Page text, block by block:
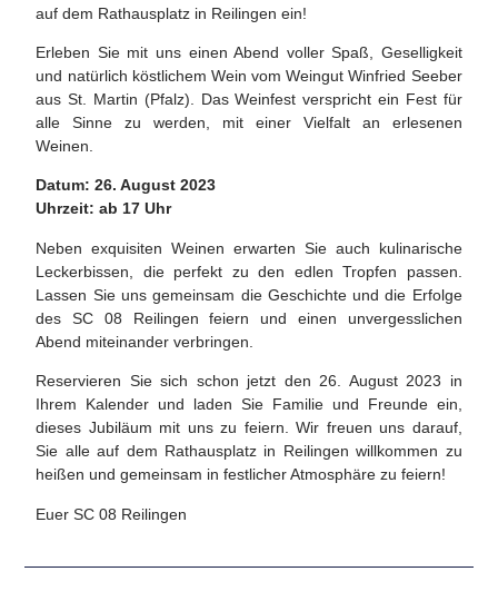
auf dem Rathausplatz in Reilingen ein!
Erleben Sie mit uns einen Abend voller Spaß, Geselligkeit
und natürlich köstlichem Wein vom Weingut Winfried Seeber
aus St. Martin (Pfalz). Das Weinfest verspricht ein Fest für
alle Sinne zu werden, mit einer Vielfalt an erlesenen
Weinen.
Datum: 26. August 2023
Uhrzeit: ab 17 Uhr
Neben exquisiten Weinen erwarten Sie auch kulinarische
Leckerbissen, die perfekt zu den edlen Tropfen passen.
Lassen Sie uns gemeinsam die Geschichte und die Erfolge
des SC 08 Reilingen feiern und einen unvergesslichen
Abend miteinander verbringen.
Reservieren Sie sich schon jetzt den 26. August 2023 in
Ihrem Kalender und laden Sie Familie und Freunde ein,
dieses Jubiläum mit uns zu feiern. Wir freuen uns darauf,
Sie alle auf dem Rathausplatz in Reilingen willkommen zu
heißen und gemeinsam in festlicher Atmosphäre zu feiern!
Euer SC 08 Reilingen